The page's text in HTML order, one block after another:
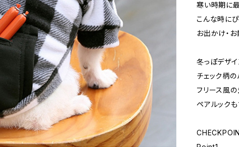
寒い時期に
こんな時にぴ
お出かけ・
冬っぽデザ
チェック柄の
フリース風
ペアルック